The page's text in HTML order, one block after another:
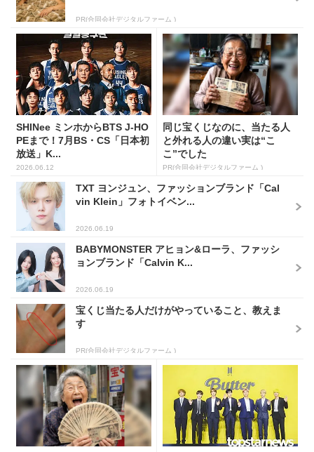
PR(合同会社デジタルファーム )
SHINee ミンホからBTS J-HO
PEまで！7月BS・CS「日本初
放送」K...
2026.06.12
同じ宝くじなのに、当たる人
と外れる人の違い実は“こ
こ”でした
PR(合同会社デジタルファーム )
TXT ヨンジュン、ファッションブランド「Cal
vin Klein」フォトイベン...
2026.06.19
BABYMONSTER アヒョン&ローラ、ファッシ
ョンブランド「Calvin K...
2026.06.19
宝くじ当たる人だけがやっていること、教えま
す
PR(合同会社デジタルファーム )